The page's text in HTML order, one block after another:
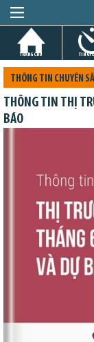
TRANG CHỦ TIN
THÔNG TIN CHUYÊN
THÔNG TIN THỊ
BÁO